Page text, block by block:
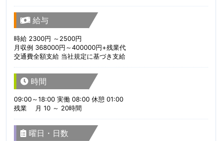
給与
時給 2300円 ～2500円
月収例 368000円～400000円+残業代
交通費全額支給 当社規定に基づき支給
時間
09:00～18:00 実働 08:00 休憩 01:00
残業 月 10 ～ 20時間
曜日・日数